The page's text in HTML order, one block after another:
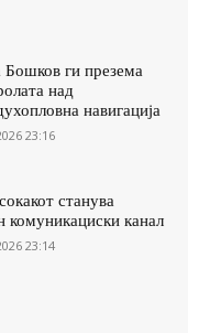
ги презема
над
навигација
23:16
станува
комуникациски канал
23:14